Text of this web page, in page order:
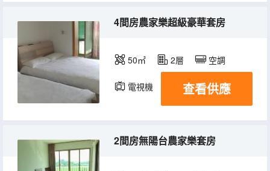
4間房農家樂超級豪華套房
50㎡ 2層 空調
電視機 查看供應
2間房無陽台農家樂套房